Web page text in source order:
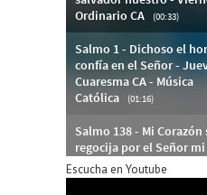
Escucha en Youtube